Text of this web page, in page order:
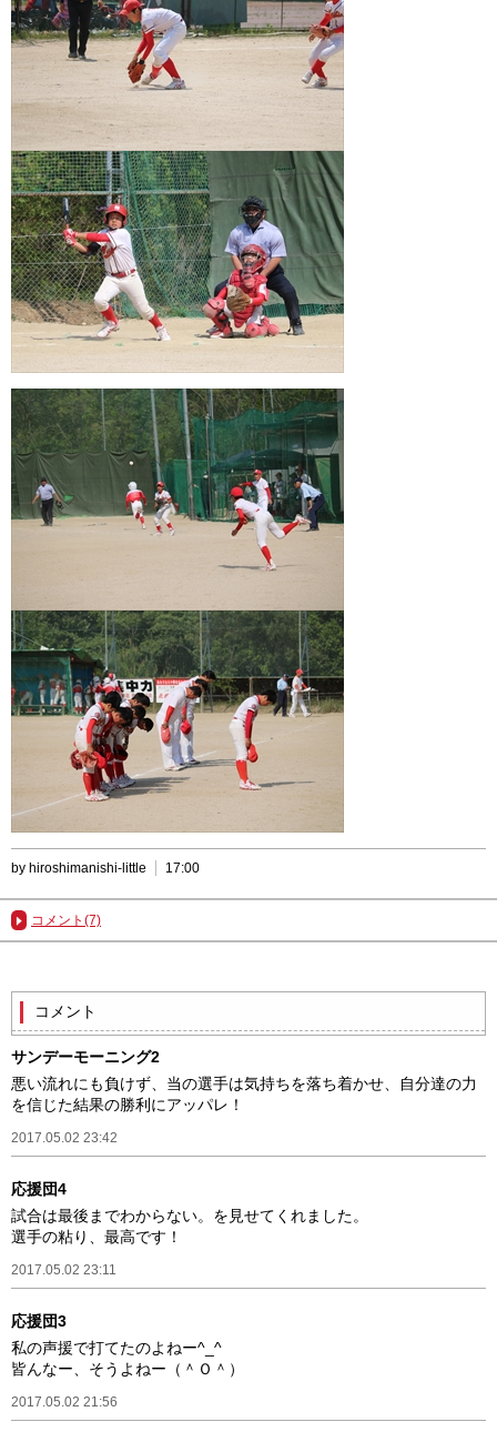
by hiroshimanishi-little 17:00
コメント(7)
コメント
サンデーモーニング2
悪い流れにも負けず、当の選手は気持ちを落ち着かせ、自分達の力
を信じた結果の勝利にアッパレ！
2017.05.02 23:42
応援団4
試合は最後までわからない。を見せてくれました。
選手の粘り、最高です！
2017.05.02 23:11
応援団3
私の声援で打てたのよねー^_^
皆んなー、そうよねー（＾Ｏ＾）
2017.05.02 21:56